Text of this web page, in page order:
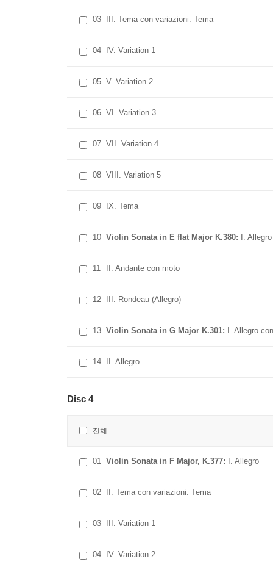
03 III. Tema con variazioni: Tema
04 IV. Variation 1
05 V. Variation 2
06 VI. Variation 3
07 VII. Variation 4
08 VIII. Variation 5
09 IX. Tema
10 Violin Sonata in E flat Major K.380: I. Allegro
11 II. Andante con moto
12 III. Rondeau (Allegro)
13 Violin Sonata in G Major K.301: I. Allegro
14 II. Allegro
Disc 4
전체
01 Violin Sonata in F Major, K.377: I. Allegro
02 II. Tema con variazioni: Tema
03 III. Variation 1
04 IV. Variation 2